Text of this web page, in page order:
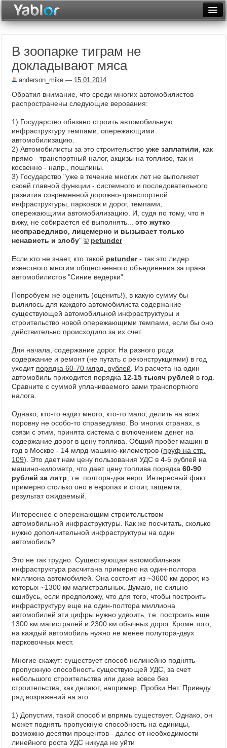
Неделя
Месяц
Фототоп
Видеотоп
В зоопарке тиграм не
докладывают мяса
anderson_mike — 15.01.2014
Обратил внимание, что среди многих автомобилистов
распространены следующие верования:
1) Государство обязано строить автомобильную
инфраструктуру темпами, опережающими
автомобилизацию.
2) Автомобилисты за это строительство уже заплатили , как
прямо - транспортный налог, акцизы на топливо, так и
косвенно - напр., пошлины.
3) Государство "уже в течение многих лет не выполняет
своей главной функции - системного и последовательного
развития современной дорожно-транспортной
инфраструктуры, парковок и дорог, темпами,
опережающими автомобилизацию. И, судя по тому, что я
вижу, не собирается её выполнять... это жутко
несправедливо, лицемерно и вызывает только
ненависть и злобу" © petunder
Если кто не знает, кто такой petunder- так это лидер
известного многим общественного объединения за права
автомобилистов "Синие ведерки".
Попробуем же оценить (оценить!), в какую сумму бы
вылилось для каждого автомобилиста содержание
существующей автомобильной инфраструктуры и
строительство новой опережающими темпами, если бы оно
действительно происходило за их счет.
Для начала, содержание дорог. На разного рода
содержание и ремонт (не путать с реконструкциями) в год
уходит порядка 60-70 млрд. рублей . Из расчета на один
автомобиль приходится порядка 12-15 тысяч рублей в год.
Сравните с суммой уплачиваемого вами транспортного
налога.
Однако, кто-то ездит много, кто-то мало; делить на всех
поровну не особо-то справедливо. Во многих странах, в
связи с этим, принята система с включением денег на
содержание дорог в цену топлива. Общий пробег машин в
год в Москве - 14 млрд машино-километров (пруф на стр.
109). Это дает нам цену пользования УДС в 4-5 рублей на
машино-километр, что дает цену топлива порядка 60-90
рублей за литр , т.е. полтора-два евро. Интересный факт:
примерно столько оно в европах и стоит, тащемта,
результат ожидаемый.
Интереснее с опережающим строительством
автомобильной инфраструктуры. Как же посчитать, сколько
нужно дополнительной инфраструктуры на один
автомобиль?
Это не так трудно. Существующая автомобильная
инфраструктура расчитана примерно на один-полтора
миллиона автомобилей. Она состоит из ~3600 км дорог, из
которых ~1300 км магистральных. Думаю, не сильно
ошибусь, если предположу, что для того, чтобы построить
инфраструктуру еще на один-полтора миллиона
автомобилей эти цифры нужно удвоить, т.е. построить еще
1300 км магистралей и 2300 км обычных дорог. Кроме того,
на каждый автомобиль нужно не менее полутора-двух
парковочных мест.
Многие скажут: существует способ нелинейно поднять
пропускную способность существующей УДС, за счет
небольшого строительства или даже вовсе без
строительства, как делают, например, Пробки.Нет. Приведу
ряд возражений на это:
1) Допустим, такой способ и впрямь существует. Однако, он
может поднять пропускную способность на единицы,
возможно десятки процентов - далее от необходимости
линейного роста УДС никуда не уйти